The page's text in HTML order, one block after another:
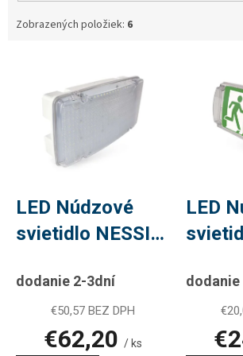
Zobrazených položiek: 6
LED Núdzové
svietidlo NESSI
dodanie 2-3dní
€50,57 BEZ DPH
€62,20 / ks
LED